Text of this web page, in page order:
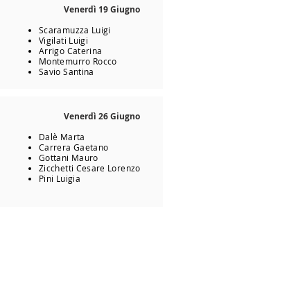
Venerdì 19 Giugno
Scaramuzza Luigi
Vigilati Luigi
Arrigo Caterina
Montemurro Rocco
Savio Santina
Venerdì 26 Giugno
Dalè Marta
Carrera Gaetano
Gottani Mauro
Zicchetti Cesare Lorenzo
Pini Luigia